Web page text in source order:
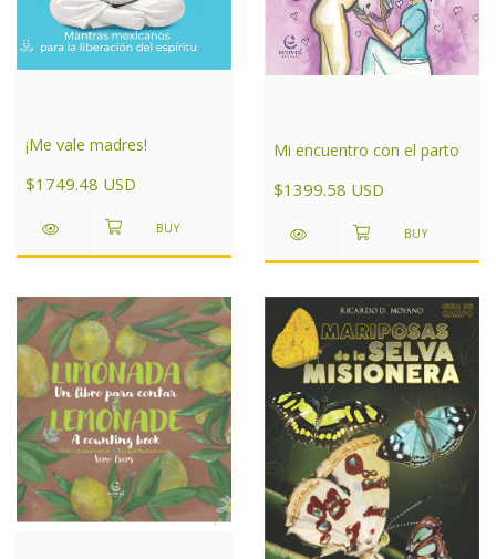
¡Me vale madres!
$1749.48 USD
Mi encuentro con el parto
$1399.58 USD